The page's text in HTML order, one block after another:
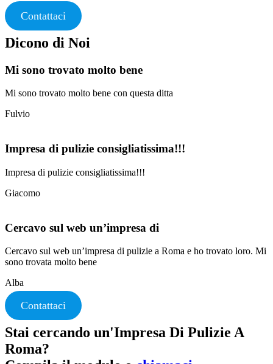
Contattaci
Dicono di Noi
Mi sono trovato molto bene
Mi sono trovato molto bene con questa ditta
Fulvio
Impresa di pulizie consigliatissima!!!
Impresa di pulizie consigliatissima!!!
Giacomo
Cercavo sul web un’impresa di
Cercavo sul web un’impresa di pulizie a Roma e ho trovato loro. Mi
sono trovata molto bene
Alba
Contattaci
Stai cercando un'Impresa Di Pulizie A
Roma?